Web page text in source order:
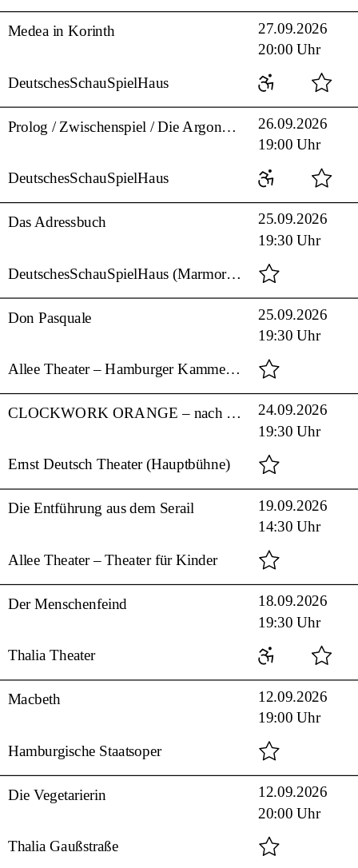
DeutschesSchauSpielHaus
27.09.2026
20:00 Uhr
Medea in Korinth
DeutschesSchauSpielHaus
26.09.2026
19:00 Uhr
DeutschesSchauSpielHaus (Marmorsaal)
25.09.2026
19:30 Uhr
Das Adressbuch
Allee Theater – Hamburger Kammeroper
25.09.2026
19:30 Uhr
Don Pasquale
Ernst Deutsch Theater (Hauptbühne)
24.09.2026
19:30 Uhr
CLOCKWORK ORANGE – nach dem Roman von Anthony Burgess
Allee Theater – Theater für Kinder
19.09.2026
14:30 Uhr
Die Entführung aus dem Serail
Thalia Theater
18.09.2026
19:30 Uhr
Der Menschenfeind
Hamburgische Staatsoper
12.09.2026
19:00 Uhr
Macbeth
Thalia Gaußstraße
12.09.2026
20:00 Uhr
Die Vegetarierin